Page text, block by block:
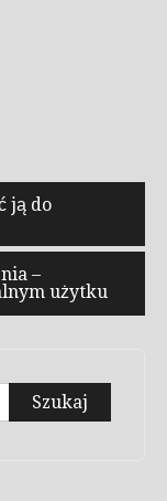
ją do
–
użytku